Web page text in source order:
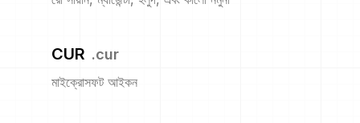
CUR .cur
মাইক্রোসফট আইকন